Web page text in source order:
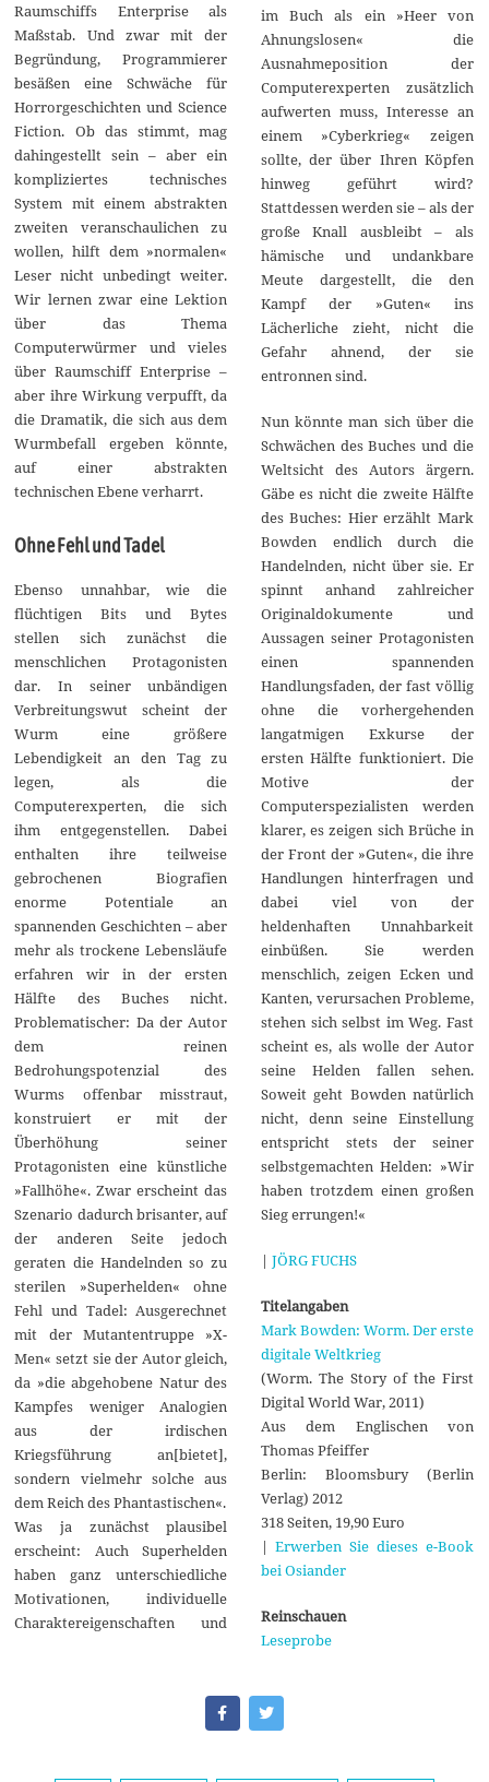
Raumschiffs Enterprise als
Maßstab. Und zwar mit der
Begründung, Programmierer
besäßen eine Schwäche für
Horrorgeschichten und Science
Fiction. Ob das stimmt, mag
dahingestellt sein – aber ein
kompliziertes technisches
System mit einem abstrakten
zweiten veranschaulichen zu
wollen, hilft dem »normalen«
Leser nicht unbedingt weiter.
Wir lernen zwar eine Lektion
über das Thema
Computerwürmer und vieles
über Raumschiff Enterprise –
aber ihre Wirkung verpufft, da
die Dramatik, die sich aus dem
Wurmbefall ergeben könnte,
auf einer abstrakten
technischen Ebene verharrt.
Ohne Fehl und Tadel
Ebenso unnahbar, wie die
flüchtigen Bits und Bytes
stellen sich zunächst die
menschlichen Protagonisten
dar. In seiner unbändigen
Verbreitungswut scheint der
Wurm eine größere
Lebendigkeit an den Tag zu
legen, als die
Computerexperten, die sich
ihm entgegenstellen. Dabei
enthalten ihre teilweise
gebrochenen Biografien
enorme Potentiale an
spannenden Geschichten – aber
mehr als trockene Lebensläufe
erfahren wir in der ersten
Hälfte des Buches nicht.
Problematischer: Da der Autor
dem reinen
Bedrohungspotenzial des
Wurms offenbar misstraut,
konstruiert er mit der
Überhöhung seiner
Protagonisten eine künstliche
»Fallhöhe«. Zwar erscheint das
Szenario dadurch brisanter, auf
der anderen Seite jedoch
geraten die Handelnden so zu
sterilen »Superhelden« ohne
Fehl und Tadel: Ausgerechnet
mit der Mutantentruppe »X-
Men« setzt sie der Autor gleich,
da »die abgehobene Natur des
Kampfes weniger Analogien
aus der irdischen
Kriegsführung an[bietet],
sondern vielmehr solche aus
dem Reich des Phantastischen«.
Was ja zunächst plausibel
erscheint: Auch Superhelden
haben ganz unterschiedliche
Motivationen, individuelle
Charaktereigenschaften und
im Buch als ein »Heer von
Ahnungslosen« die
Ausnahmeposition der
Computerexperten zusätzlich
aufwerten muss, Interesse an
einem »Cyberkrieg« zeigen
sollte, der über Ihren Köpfen
hinweg geführt wird?
Stattdessen werden sie – als der
große Knall ausbleibt – als
hämische und undankbare
Meute dargestellt, die den
Kampf der »Guten« ins
Lächerliche zieht, nicht die
Gefahr ahnend, der sie
entronnen sind.
Nun könnte man sich über die
Schwächen des Buches und die
Weltsicht des Autors ärgern.
Gäbe es nicht die zweite Hälfte
des Buches: Hier erzählt Mark
Bowden endlich durch die
Handelnden, nicht über sie. Er
spinnt anhand zahlreicher
Originaldokumente und
Aussagen seiner Protagonisten
einen spannenden
Handlungsfaden, der fast völlig
ohne die vorhergehenden
langatmigen Exkurse der
ersten Hälfte funktioniert. Die
Motive der
Computerspezialisten werden
klarer, es zeigen sich Brüche in
der Front der »Guten«, die ihre
Handlungen hinterfragen und
dabei viel von der
heldenhaften Unnahbarkeit
einbüßen. Sie werden
menschlich, zeigen Ecken und
Kanten, verursachen Probleme,
stehen sich selbst im Weg. Fast
scheint es, als wolle der Autor
seine Helden fallen sehen.
Soweit geht Bowden natürlich
nicht, denn seine Einstellung
entspricht stets der seiner
selbstgemachten Helden: »Wir
haben trotzdem einen großen
Sieg errungen!«
| JÖRG FUCHS
Titelangaben
Mark Bowden: Worm. Der erste
digitale Weltkrieg
(Worm. The Story of the First
Digital World War, 2011)
Aus dem Englischen von
Thomas Pfeiffer
Berlin: Bloomsbury (Berlin
Verlag) 2012
318 Seiten, 19,90 Euro
| Erwerben Sie dieses e-Book
bei Osiander
Reinschauen
Leseprobe